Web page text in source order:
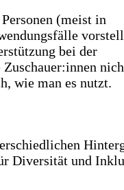
(meist in
bei der
wie man es nutzt.
Diversität und